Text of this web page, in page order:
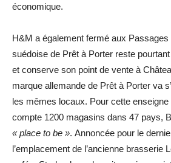
économique.
H&M a également fermé aux Passages
suédoise de Prêt à Porter reste
et conserve son point de vente à
marque allemande de Prêt à Porter va
les mêmes locaux. Pour cette enseigne
compte 1200 magasins dans 47 pays,
« place to be ». Annoncée pour le
l’emplacement de l’ancienne brasserie